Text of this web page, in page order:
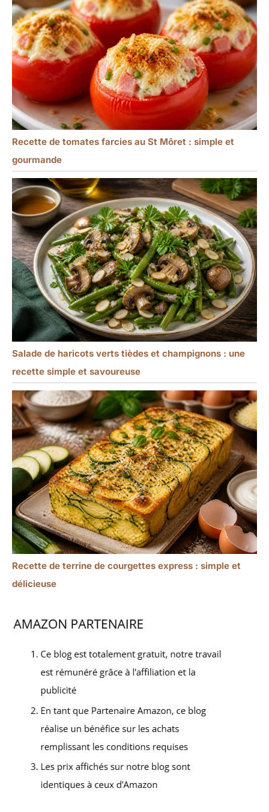
Recette de tomates farcies au St Môret : simple et
gourmande
Salade de haricots verts tièdes et champignons : une
recette simple et savoureuse
Recette de terrine de courgettes express : simple et
délicieuse